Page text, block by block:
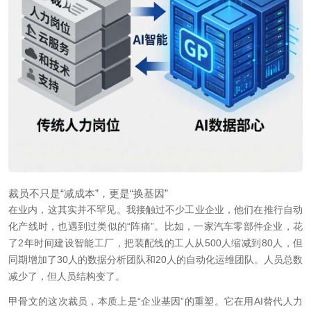
裁员不只是“减成本”，更是“换基因”
在业内，这其实并不罕见。我接触过不少工业企业，他们在推行自动
化产线时，也遇到过类似的“阵痛”。比如，一家汽车零部件企业，花
了2年时间建设智能工厂，把装配线的工人从500人缩减到80人，但
同期增加了30人的数据分析团队和20人的自动化运维团队。人员总数
减少了，但人员结构变了。
甲骨文的这次裁员，本质上是“企业基因”的重塑。它在用AI替代人力